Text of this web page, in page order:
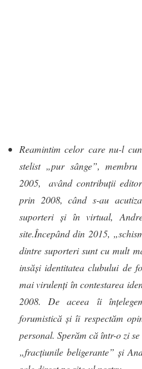
Reamintim celor care nu-l
stelist „pur sânge”,
2005, având contribuții
prin 2008, când s-au
suporteri și în virtual,
site.Începând din 2015,
dintre suporteri sunt cu mult
insăși identitatea clubului de
mai virulenți în contestarea
2008. De aceea îi
forumistică și îi respectăm
personal. Sperăm că într-o zi
„fracțiunile beligerante” și